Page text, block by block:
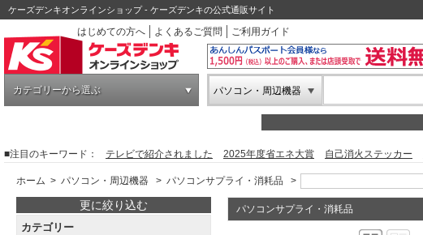
ケーズデンキオンラインショップ - ケーズデンキの公式通販サイト
はじめての方へ
よくあるご質問 ご利用ガイド
カテゴリーから選ぶ パソコン・周辺機器
■注目のキーワード： テレビで紹介されました 2025年度省エネ大賞 自己消火ステッカー
ホーム > パソコン・周辺機器 > パソコンサプライ・消耗品 >
更に絞り込む
カテゴリー
パソコンサプライ・消耗品